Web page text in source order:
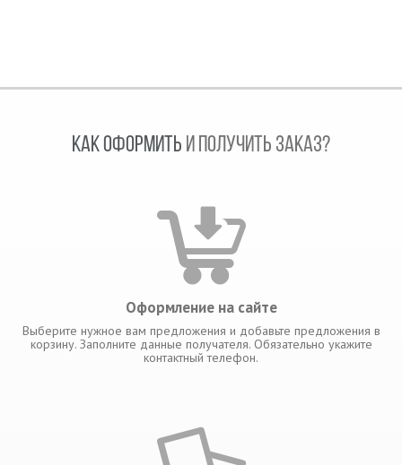
КАК ОФОРМИТЬ И ПОЛУЧИТЬ ЗАКАЗ?
Оформление на сайте
Выберите нужное вам предложения и добавьте предложения в
корзину. Заполните данные получателя. Обязательно укажите
контактный телефон.